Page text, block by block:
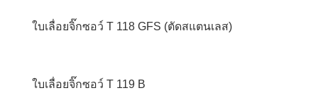
ใบเลื่อยจิ๊กซอว์ T 118 GFS (ตัดสแตนเลส)
ใบเลื่อยจิ๊กซอว์ T 119 B